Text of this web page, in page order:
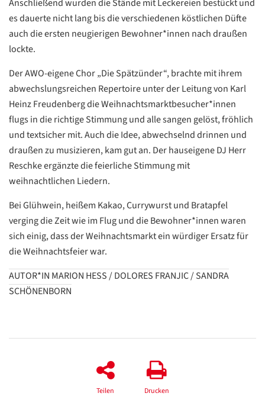
Anschließend wurden die Stände mit Leckereien bestückt und
es dauerte nicht lang bis die verschiedenen köstlichen Düfte
auch die ersten neugierigen Bewohner*innen nach draußen
lockte.
Der AWO-eigene Chor „Die Spätzünder“, brachte mit ihrem
abwechslungsreichen Repertoire unter der Leitung von Karl
Heinz Freudenberg die Weihnachtsmarktbesucher*innen
flugs in die richtige Stimmung und alle sangen gelöst, fröhlich
und textsicher mit. Auch die Idee, abwechselnd drinnen und
draußen zu musizieren, kam gut an. Der hauseigene DJ Herr
Reschke ergänzte die feierliche Stimmung mit
weihnachtlichen Liedern.
Bei Glühwein, heißem Kakao, Currywurst und Bratapfel
verging die Zeit wie im Flug und die Bewohner*innen waren
sich einig, dass der Weihnachtsmarkt ein würdiger Ersatz für
die Weihnachtsfeier war.
AUTOR*IN MARION HESS / DOLORES FRANJIC / SANDRA S
CHÖNENBORN
Teilen Drucken
Datenschutzerklärung
Datenschutzerklärung
Google
Datenschutzerklärung
/
Translate